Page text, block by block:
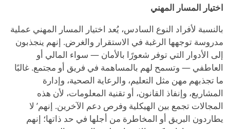
اختيار المسار المهني
بالنسبة لأفراد النوع السادس، يُعد اختيار المسار المهني عملية
مدروسة توجهها الرغبة في الاستقرار والغرض. إنهم ينجذبون
إلى الأدوار التي توفر شعورًا بالأمان — سواء المالي أو
العاطفي — وتسمح لهم بالمساهمة في فريق أو مجتمع. غالبًا
ما تجذبهم مهن مثل التعليم، والرعاية الصحية، وإدارة
المشاريع، وإنفاذ القانون، أو تقنية المعلومات، لأن هذه
المجالات تجمع بين الهيكلية وفرص دعم الآخرين. إنهم’ لا
يطاردون البريق أو المخاطرة من أجلها في حد ذاتها؛ إنهم